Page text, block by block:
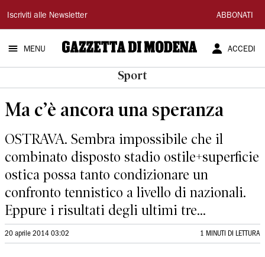
Gazzetta
di
Modena
Iscriviti alle Newsletter ABBONATI
MENU ACCEDI
Sport
Ma c’è ancora una speranza
OSTRAVA. Sembra impossibile che il
combinato disposto stadio ostile+superficie
ostica possa tanto condizionare un
confronto tennistico a livello di nazionali.
Eppure i risultati degli ultimi tre...
20 aprile 2014 03:02 1 MINUTI DI LETTURA